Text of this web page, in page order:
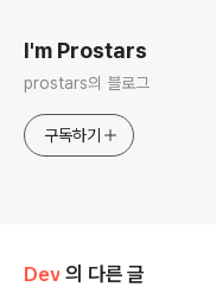
I'm Prostars
prostars의 블로그
구독하기
Dev 의 다른 글